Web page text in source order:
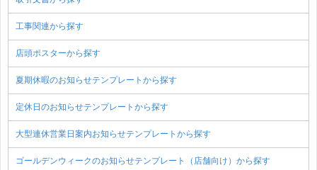
工事関連から探す
店頭ポスターから探す
夏期休暇のお知らせテンプレートから探す
定休日のお知らせテンプレートから探す
大型連休営業日案内お知らせテンプレートから探す
ゴールデンウィークのお知らせテンプレート（店舗向け）から探す